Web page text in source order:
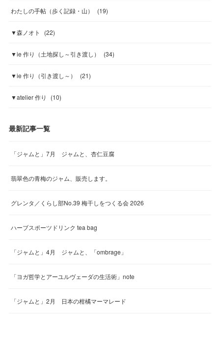
わたしの手帖（歩く記録・山） (19)
▼森ノオト (22)
▼ie 作り（土地探し～引き渡し） (34)
▼ie 作り（引き渡し～） (21)
▼atelier 作り (10)
最新記事一覧
「ジャムと」7月 ジャムと、杏仁豆腐
翡翠色の青梅のジャム、販売します。
グレンタ／くらし部No.39 梅干しをつくる会 2026
ハーブスポーツドリンク tea bag
「ジャムと」4月 ジャムと、「ombrage」
「ヨガ哲学とアーユルヴェーダの生活術」note
「ジャムと」2月 日本の柑橘マーマレード